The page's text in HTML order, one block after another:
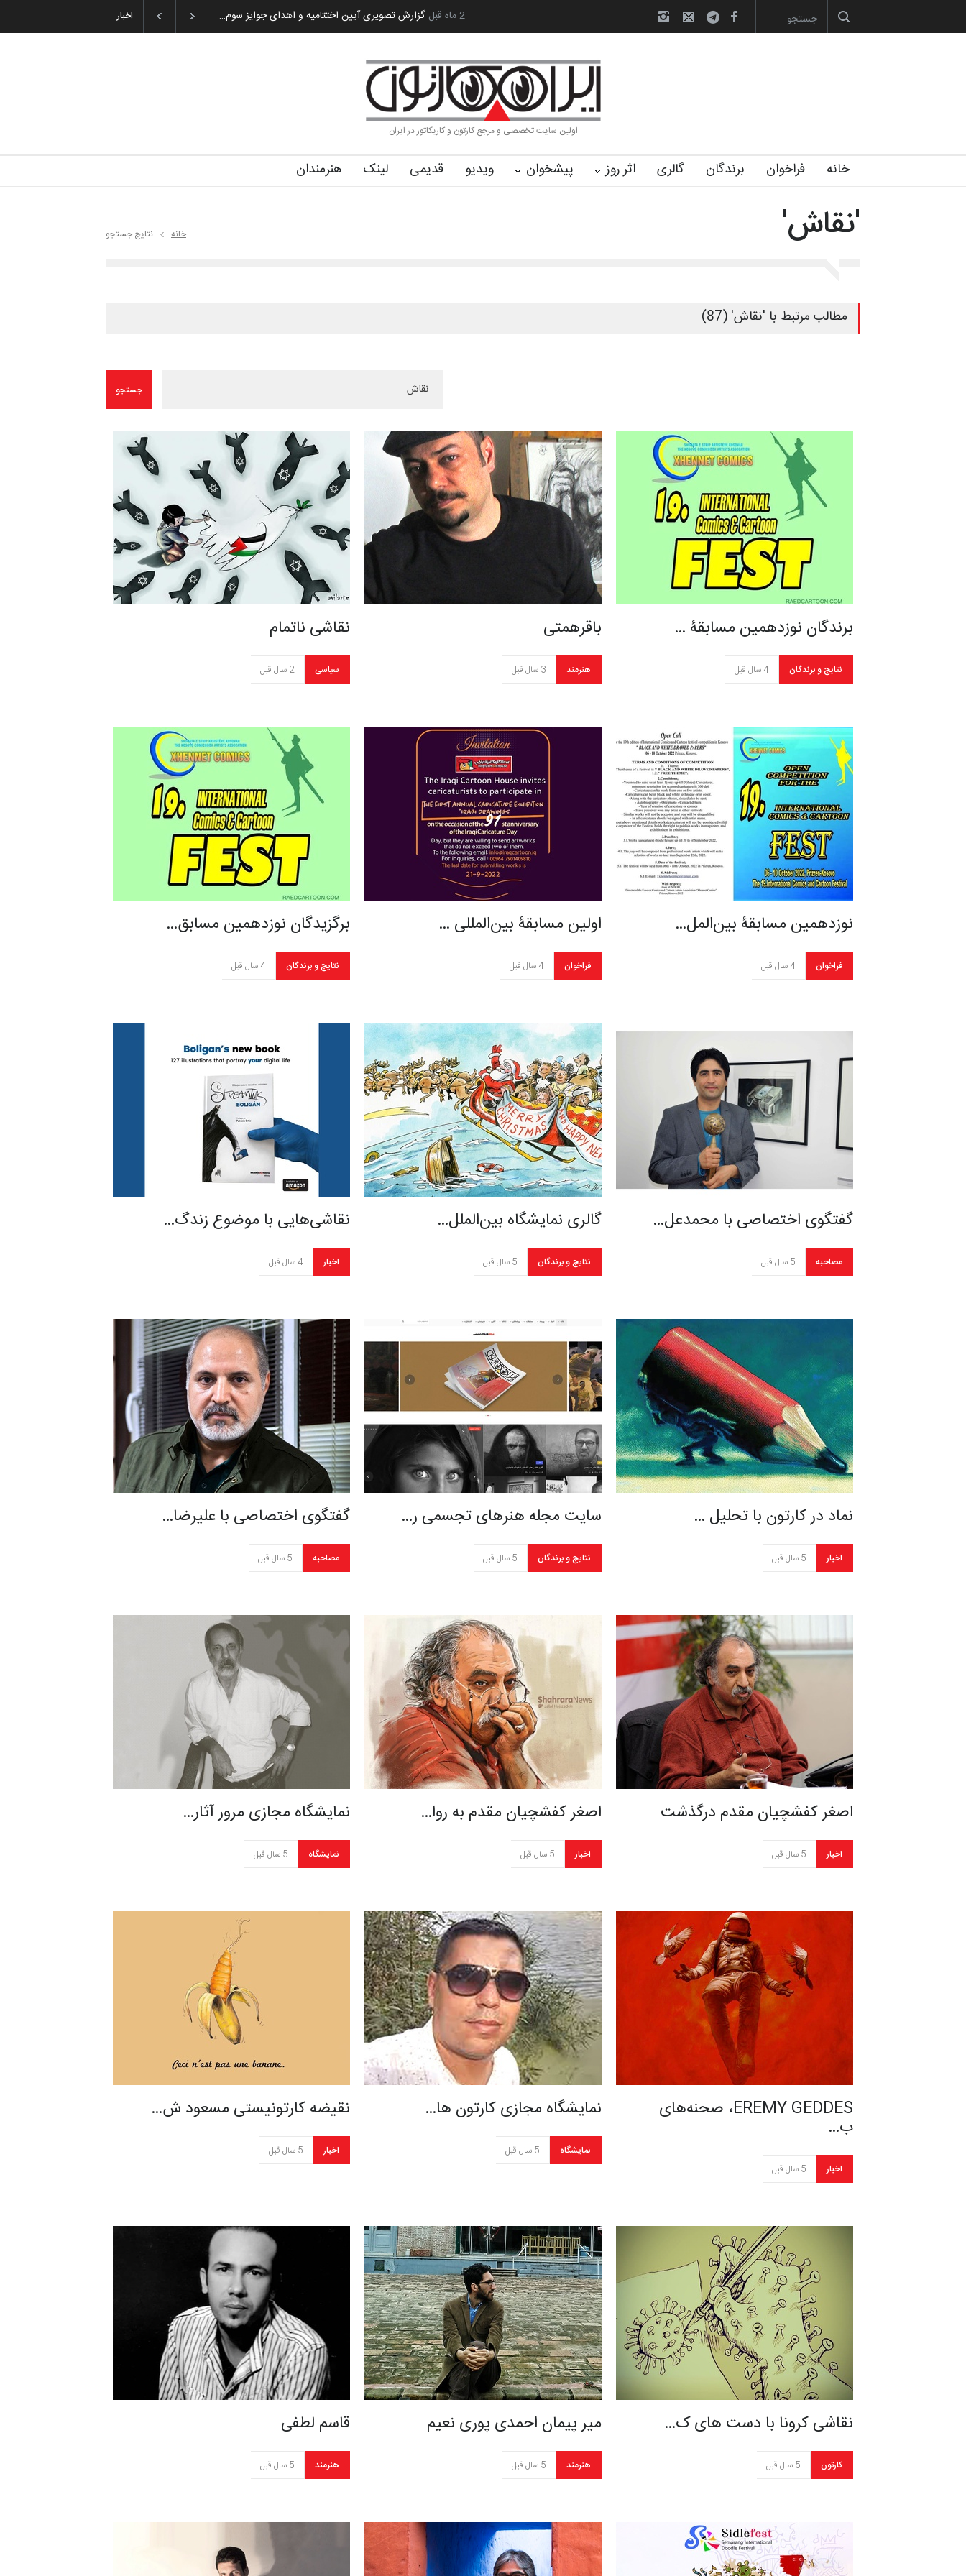
اخبار به یاد اردوغان باشول (۱۹۳۶–۲۰۲۶) رویداد کارگاهی کارتون و پوستر «ایران سربلند»… آغاز دوره‌های تخصصی فصل تابستان 1405 خانه کا… آیین اختتامیه و اهدای جوایز سوم… 2 ماه قبل
اولین سایت تخصصی و مرجع کارتون و کاریکاتور در ایران
خانه فراخوان برندگان گالری اثر روز پیشخوان ویدیو قدیمی لینک هنرمندان
'نقاش' خانه نتایج جستجو
مطالب مرتبط با 'نقاش' (87)
نقاشی ناتمام
سیاسی 2 سال قبل
باقرهمتی
هنرمند 3 سال قبل
برندگان نوزدهمین مسابقۀ …
نتایج و برندگان 4 سال قبل
برگزیدگان نوزدهمین مسابق…
نتایج و برندگان 4 سال قبل
اولین مسابقۀ بین‌المللی …
فراخوان 4 سال قبل
نوزدهمین مسابقۀ بین‌المل…
فراخوان 4 سال قبل
نقاشی‌هایی با موضوع زندگ…
اخبار 4 سال قبل
گالری نمایشگاه بین‌الملل…
نتایج و برندگان 5 سال قبل
گفتگوی اختصاصی با محمدعل…
مصاحبه 5 سال قبل
گفتگوی اختصاصی با علیرضا…
مصاحبه 5 سال قبل
سایت مجله هنرهای تجسمی ر…
نتایج و برندگان 5 سال قبل
نماد در کارتون با تحلیل …
اخبار 5 سال قبل
نمایشگاه مجازی مرور آثار…
نمایشگاه 5 سال قبل
اصغر کفشچیان مقدم به روا…
اخبار 5 سال قبل
اصغر کفشچیان مقدم درگذشت
اخبار 5 سال قبل
نقیضه کارتونیستی مسعود ش…
اخبار 5 سال قبل
نمایشگاه مجازی کارتون ها…
نمایشگاه 5 سال قبل
EREMY GEDDES، صحنه‌های
ب…
اخبار 5 سال قبل
قاسم لطفی
هنرمند 5 سال قبل
میر پیمان احمدی پوری نعیم
هنرمند 5 سال قبل
نقاشی کرونا با دست های ک…
کارتون 5 سال قبل